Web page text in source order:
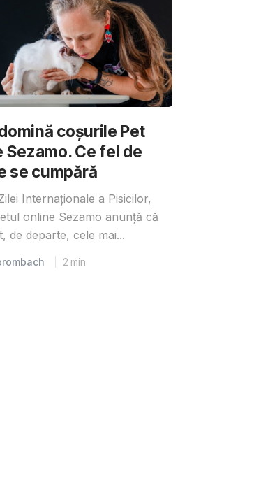
coșurile Pet
Sezamo. Ce fel de
se cumpără
Internaționale a Pisicilor,
online Sezamo anunță că
de departe, cele mai...
2 min